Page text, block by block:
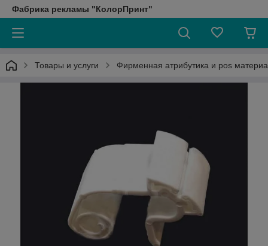
Фабрика рекламы "КолорПринт"
Товары и услуги Фирменная атрибутика и pos